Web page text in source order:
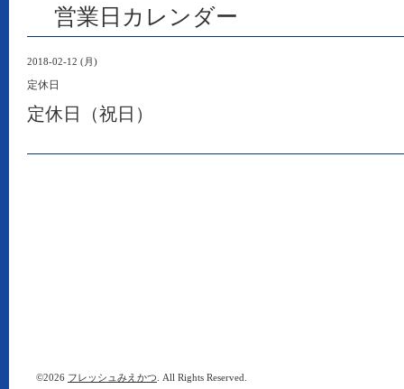
営業日カレンダー
2018-02-12 (月)
定休日
定休日（祝日）
©2026 フレッシュみえかつ . All Rights Reserved.